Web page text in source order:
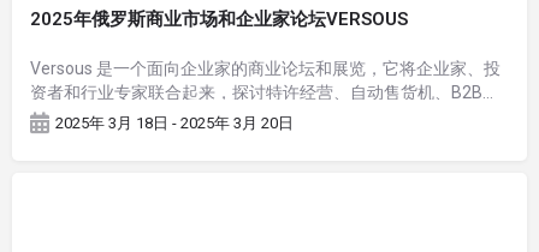
2025年俄罗斯商业市场和企业家论坛VERSOUS
Versous 是一个面向企业家的商业论坛和展览，它将企业家、投
资者和行业专家联合起来，探讨特许经营、自动售货机、B2B…
2025年 3月 18日 - 2025年 3月 20日